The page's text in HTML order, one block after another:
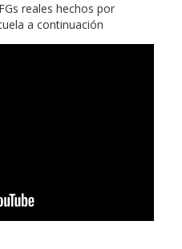
reales hechos por
a continuación